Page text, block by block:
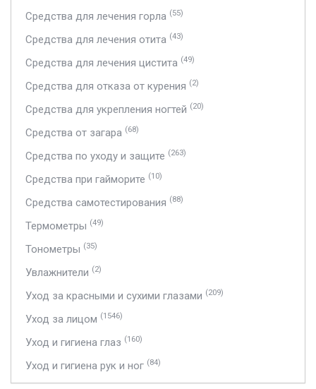
Средства для лечения горла (55)
Средства для лечения отита (43)
Средства для лечения цистита (49)
Средства для отказа от курения (2)
Средства для укрепления ногтей (20)
Средства от загара (68)
Средства по уходу и защите (263)
Средства при гайморите (10)
Средства самотестирования (88)
Термометры (49)
Тонометры (35)
Увлажнители (2)
Уход за красными и сухими глазами (209)
Уход за лицом (1546)
Уход и гигиена глаз (160)
Уход и гигиена рук и ног (84)